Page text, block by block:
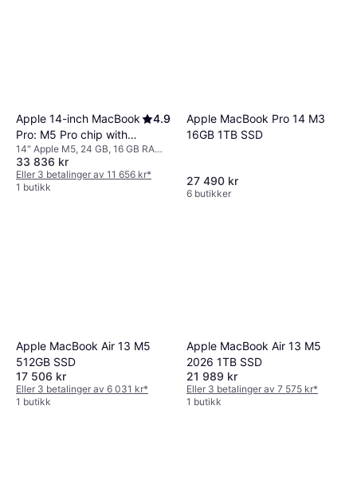
Apple 14-inch MacBook
Pro: M5 Pro chip with
15‑core CPU and
16‑core GPU, 24GB,
1TB SSD - Space Black
4.9
14" Apple M5, 24 GB, 16 GB RAM,
1 TB SSD
33 836 kr
Eller 3 betalinger av 11 656 kr*
1 butikk
Apple MacBook Pro 14 M3
16GB 1TB SSD
27 490 kr
6 butikker
Apple MacBook Air 13 M5
512GB SSD
17 506 kr
Eller 3 betalinger av 6 031 kr*
1 butikk
Apple MacBook Air 13 M5
2026 1TB SSD
21 989 kr
Eller 3 betalinger av 7 575 kr*
1 butikk